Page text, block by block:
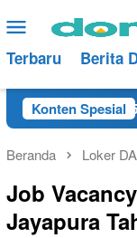
ke
konten
Menu
Mobile
Terbaru Berita
Konten Spesial
2025
Beranda Loker
Job
Jayapura